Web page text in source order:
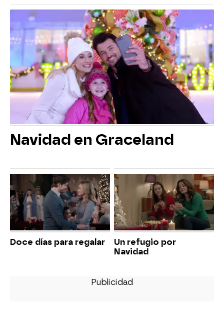
Navidad en Graceland
Doce días para regalar
Un refugio por
Navidad